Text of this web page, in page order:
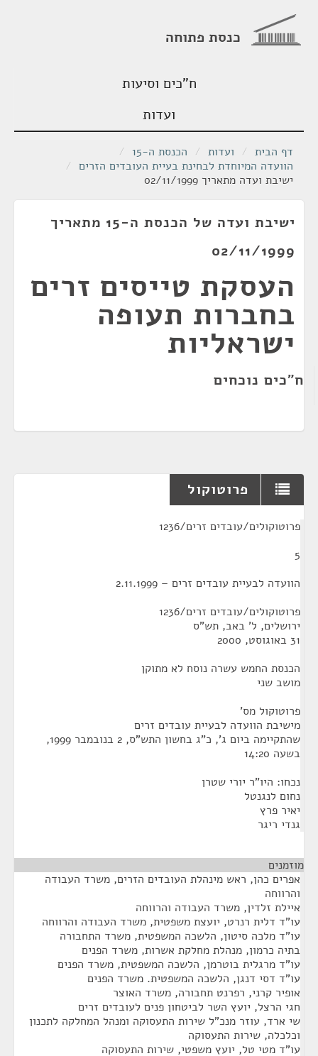
כנסת פתוחה
ח"כים וסיעות
ועדות
דף הבית / ועדות / הכנסת ה-15
/
הוועדה המיוחדת לבחינת בעיית העובדים הזרים /
ישיבת ועדה מתאריך 02/11/1999
ישיבת ועדה של הכנסת ה-15 מתאריך
02/11/1999
העסקת טייסים זרים
בחברות תעופה
ישראליות
ח"כים נוכחים
פרוטוקול
פרוטוקולים/עובדים זרים/1236
5
הוועדה לבעיית עובדים זרים – 2.11.1999
פרוטוקולים/עובדים זרים/1236
ירושלים, ל' באב, תש"ס
31 באוגוסט, 2000
הכנסת החמש עשרה נוסח לא מתוקן
מושב שני
פרוטוקול מס'
מישיבת הוועדה לבעיית עובדים זרים
שהתקיימה ביום ג', כ"ג בחשון התש"ס, 2 בנובמבר 1999,
בשעה 14:20
נכחו: היו"ר יורי שטרן
נחום לנגנטל
יאיר פרץ
גנדי ריגר
מוזמנים
אפרים כהן, ראש מינהלת העובדים הזרים, משרד העבודה
והרווחה
איילת זלדין, משרד העבודה והרווחה
עו"ד דלית רנרט, יועצת משפטית, משרד העבודה והרווחה
עו"ד מלכה סיטון, הלשכה המשפטית, משרד התחבורה
בתיה כרמון, מנהלת מחלקת אשרות, משרד הפנים
עו"ד מרגלית בוטרמן, הלשכה המשפטית, משרד הפנים
עו"ד דסי דנגן, הלשכה המשפטית. משרד הפנים
אופיר קרני, רפרנט תחבורה, משרד האוצר
חגי הרצל, יועץ השר לביטחון פנים לעובדים זרים
שי ארד, עוזר מנכ"ל שירות התעסוקה ומנהל המחלקה לתכנון
וכלכלה, שירות התעסוקה
עו"ד מטי טל, יועץ משפטי, שירות התעסוקה